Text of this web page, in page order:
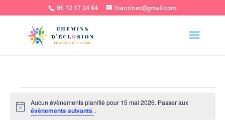
06 12 17 24 84 1tantinet@gmail.com
Évènements
for
Notice
Aucun évènements planifié pour 15 mai 2026. Passer aux
évènements suivants .